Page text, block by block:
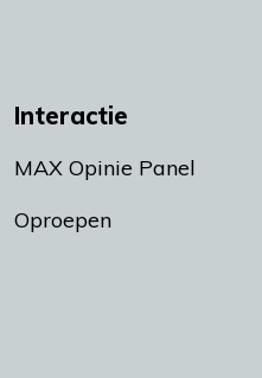
Interactie
MAX Opinie Panel
Oproepen